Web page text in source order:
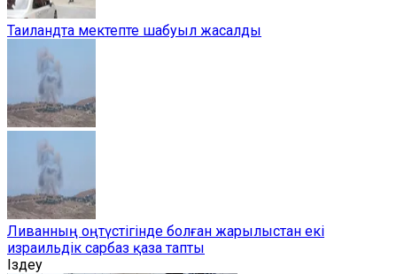
Таиландта мектепте шабуыл жасалды
Ливанның оңтүстігінде болған жарылыстан екі
израильдік сарбаз қаза тапты
Іздеу